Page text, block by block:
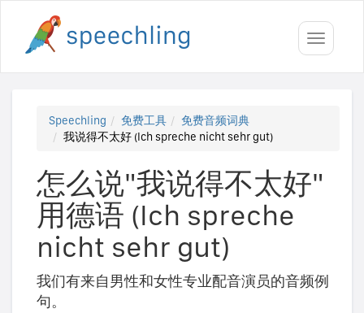
Toggle
Speechling 免费工具
免费音频词典
我说得不太好 (Ich spreche nicht sehr gut)
怎么说"我说得不太好"
用德语 (Ich spreche
nicht sehr gut)
我们有来自男性和女性专业配音演员的音频例
句。